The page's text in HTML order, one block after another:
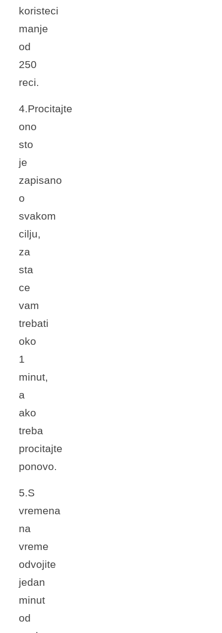
koristeci
manje
od
250
reci.
4.Procitajte
ono
sto
je
zapisano
o
svakom
cilju,
za
sta
ce
vam
trebati
oko
1
minut,
a
ako
treba
procitajte
ponovo.
5.S
vremena
na
vreme
odvojite
jedan
minut
od